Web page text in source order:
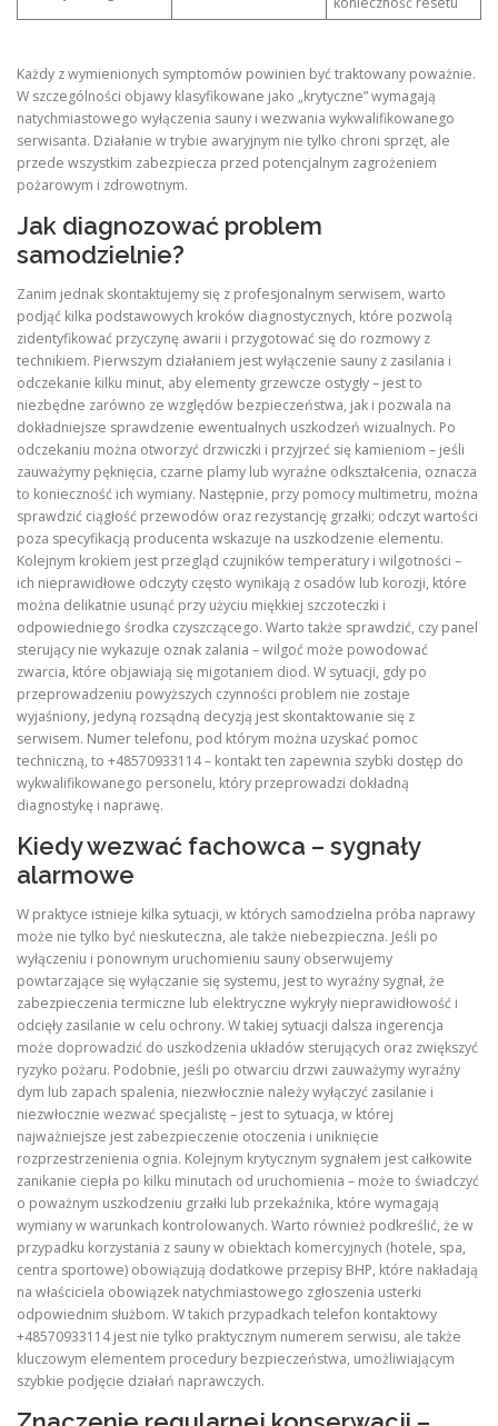
Każdy z wymienionych symptomów powinien być traktowany poważnie.
W szczególności objawy klasyfikowane jako „krytyczne” wymagają
natychmiastowego wyłączenia sauny i wezwania wykwalifikowanego
serwisanta. Działanie w trybie awaryjnym nie tylko chroni sprzęt, ale
przede wszystkim zabezpiecza przed potencjalnym zagrożeniem
pożarowym i zdrowotnym.
Jak diagnozować problem
samodzielnie?
Zanim jednak skontaktujemy się z profesjonalnym serwisem, warto
podjąć kilka podstawowych kroków diagnostycznych, które pozwolą
zidentyfikować przyczynę awarii i przygotować się do rozmowy z
technikiem. Pierwszym działaniem jest wyłączenie sauny z zasilania i
odczekanie kilku minut, aby elementy grzewcze ostygły – jest to
niezbędne zarówno ze względów bezpieczeństwa, jak i pozwala na
dokładniejsze sprawdzenie ewentualnych uszkodzeń wizualnych. Po
odczekaniu można otworzyć drzwiczki i przyjrzeć się kamieniom – jeśli
zauważymy pęknięcia, czarne plamy lub wyraźne odkształcenia, oznacza
to konieczność ich wymiany. Następnie, przy pomocy multimetru, można
sprawdzić ciągłość przewodów oraz rezystancję grzałki; odczyt wartości
poza specyfikacją producenta wskazuje na uszkodzenie elementu.
Kolejnym krokiem jest przegląd czujników temperatury i wilgotności –
ich nieprawidłowe odczyty często wynikają z osadów lub korozji, które
można delikatnie usunąć przy użyciu miękkiej szczoteczki i
odpowiedniego środka czyszczącego. Warto także sprawdzić, czy panel
sterujący nie wykazuje oznak zalania – wilgoć może powodować
zwarcia, które objawiają się migotaniem diod. W sytuacji, gdy po
przeprowadzeniu powyższych czynności problem nie zostaje
wyjaśniony, jedyną rozsądną decyzją jest skontaktowanie się z
serwisem. Numer telefonu, pod którym można uzyskać pomoc
techniczną, to +48570933114 – kontakt ten zapewnia szybki dostęp do
wykwalifikowanego personelu, który przeprowadzi dokładną
diagnostykę i naprawę.
Kiedy wezwać fachowca – sygnały
alarmowe
W praktyce istnieje kilka sytuacji, w których samodzielna próba naprawy
może nie tylko być nieskuteczna, ale także niebezpieczna. Jeśli po
wyłączeniu i ponownym uruchomieniu sauny obserwujemy
powtarzające się wyłączanie się systemu, jest to wyraźny sygnał, że
zabezpieczenia termiczne lub elektryczne wykryły nieprawidłowość i
odcięły zasilanie w celu ochrony. W takiej sytuacji dalsza ingerencja
może doprowadzić do uszkodzenia układów sterujących oraz zwiększyć
ryzyko pożaru. Podobnie, jeśli po otwarciu drzwi zauważymy wyraźny
dym lub zapach spalenia, niezwłocznie należy wyłączyć zasilanie i
niezwłocznie wezwać specjalistę – jest to sytuacja, w której
najważniejsze jest zabezpieczenie otoczenia i uniknięcie
rozprzestrzenienia ognia. Kolejnym krytycznym sygnałem jest całkowite
zanikanie ciepła po kilku minutach od uruchomienia – może to świadczyć
o poważnym uszkodzeniu grzałki lub przekaźnika, które wymagają
wymiany w warunkach kontrolowanych. Warto również podkreślić, że w
przypadku korzystania z sauny w obiektach komercyjnych (hotele, spa,
centra sportowe) obowiązują dodatkowe przepisy BHP, które nakładają
na właściciela obowiązek natychmiastowego zgłoszenia usterki
odpowiednim służbom. W takich przypadkach telefon kontaktowy
+48570933114 jest nie tylko praktycznym numerem serwisu, ale także
kluczowym elementem procedury bezpieczeństwa, umożliwiającym
szybkie podjęcie działań naprawczych.